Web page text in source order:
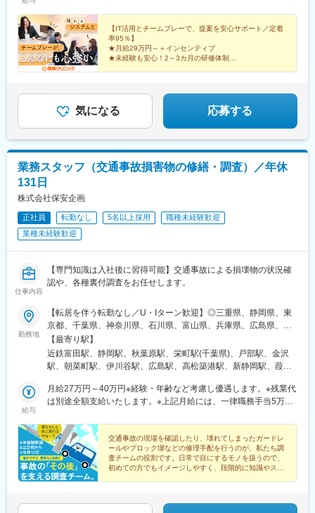
駅(神奈川県)、横浜駅、大口駅、立場駅、戸塚駅、二俣川駅、鴨居
駅、武蔵小杉駅、川崎駅、藤沢駅、相模大野駅、本厚木駅、海老
名駅(相模線)、相武台前駅、北茅ケ崎駅、京成千葉駅、京成船橋
駅、逆井駅、松戸駅、地区センター駅、四街道駅、流山おおたか
の森駅、木更津駅、成田駅、熊谷駅、大宮駅(埼玉県)、西川口駅、
花崎駅、上福岡駅、小手指駅、川口駅、黒田駅(愛知県)、中央市場
前駅、仁川駅、心斎橋駅、横堤駅、大阪梅田駅(阪神線)、七道駅、
大日駅、樟葉駅、河内天美駅、高槻駅、片浜駅、ナゴヤドーム前
駅、東札幌駅、水道橋駅、都庁前駅、東池袋駅、大崎広小路駅、
奥沢駅、代官山駅、赤羽岩淵駅、京成曳舟駅、大師前駅、大森駅
幡ケ谷駅、京王多摩川駅、平沼橋駅、新丸子駅、京急川崎駅、石
川駅、長堀橋駅、今福鶴見駅、北新地駅、大和川駅、高槻市駅、
矢田駅(愛知県)、千早駅、朝倉街道駅、新さっぽろ駅、御茶ノ水
駅、高須神社駅、香椎宮前駅
【IT活用とチームプレーで、提案を安心サポート／定着
率95％】
★月給29万円～＋インセンティブ
★未経験も安心！2～3カ月の研修体制
気になる 応募する
業務スタッフ（交通事故損害物の修繕・調査）／年休
131日
株式会社保安企画
正社員 転勤なし 5名以上採用
職種未経験歓迎
業種未経験歓迎
仕事内容
【専門知識は入社後に習得可能】交通事故による損壊物の状況確
認や、各種裏付調査をお任せします。
勤務地
【転居を伴う転勤なし／U・Iターン歓迎】◎三重県、静岡県、東
京都、千葉県、神奈川県、石川県、富山県、兵庫県、広島県、香
川県の各拠点◎希望勤務地で活躍可能です！■四日市営業所：三重
県四日市市茂福149-1■静岡営業所：静岡県静岡市駿河区南町18-
1■東京支店：東京都千代田区外神田1-8-13■千葉営業所：千葉県
1-36-2■金沢営業所：石川県金沢市示野中町2丁目10■富山営業
所：富山県富山市蜷川342-1■兵庫営業所：兵庫県神戸市西区池上
香川県高松市サンポート2-1受動喫煙対策：屋内禁煙
【最寄り駅】
近鉄富田駅、静岡駅、秋葉原駅、栄町駅(千葉県)、戸部駅、金沢
駅、朝菜町駅、伊川谷駅、広島駅、高松築港駅、新静岡駅、葭川
町駅、猿猴橋町駅
給与
月給27万円～40万円※経験・年齢など考慮し優遇します。※残業代
は別途全額支給いたします。※上記月給には、一律職務手当5万円
交通事故の現場を確認したり、壊れてしまったガードレ
ールやブロック塀などの修理手配を行うのが、私たち調
査チームの役割です。日常で目にするモノを扱うので、
初めての方でもイメージしやすく、段階的に知識やスキ